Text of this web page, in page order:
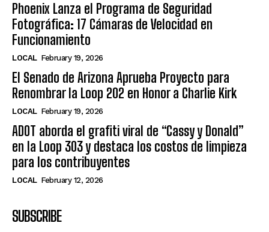
Phoenix Lanza el Programa de Seguridad
Fotográfica: 17 Cámaras de Velocidad en
Funcionamiento
LOCAL February 19, 2026
El Senado de Arizona Aprueba Proyecto para
Renombrar la Loop 202 en Honor a Charlie Kirk
LOCAL February 19, 2026
ADOT aborda el grafiti viral de “Cassy y Donald”
en la Loop 303 y destaca los costos de limpieza
para los contribuyentes
LOCAL February 12, 2026
SUBSCRIBE